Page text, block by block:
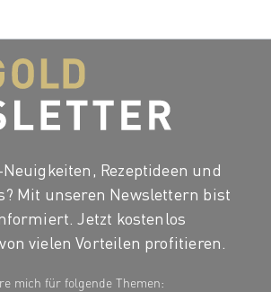
Rezeptideen und
Mit unseren Newslettern bist
Jetzt kostenlos
vielen Vorteilen profitieren.